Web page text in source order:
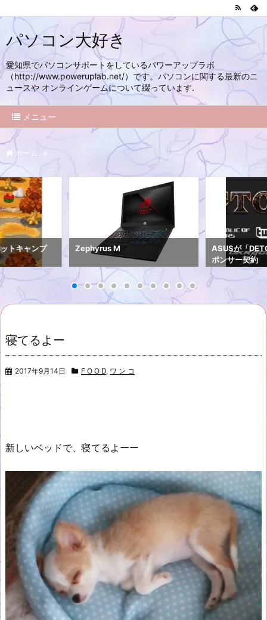
パソコン大好き
愛知県でパソコンサポートをしているパワーアップラボ
（http://www.poweruplab.net/）です。パソコンに関する最新のニ
ュースや オンラインゲームについて綴っています.
メニュー
ホーム >
トキャンプ Zephyrus M
ASUSが「
ポンサー契約
寝てるよー
2017年9月14日 F O O D, ワ ン コ
新しいベッドで、寝てるよーー